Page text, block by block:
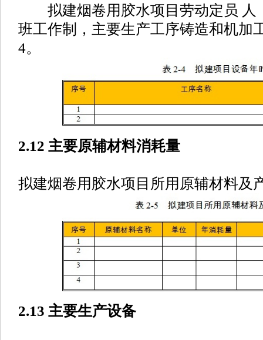
拟建烟卷用胶水项目劳动定员 人
班工作制，主要生产工序铸造和机加
4。
2.12 主要原辅材料消耗量
拟建烟卷用胶水项目所用原辅材料及
2.13 主要生产设备